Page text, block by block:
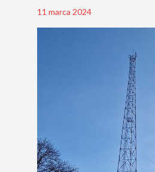
11 marca 2024